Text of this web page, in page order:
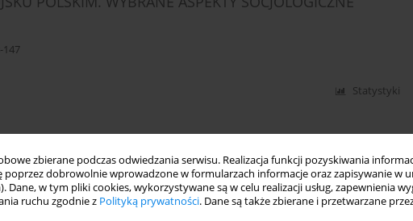
zbierane podczas odwiedzania serwisu. Realizacja funkcji pozyskiwania
poprzez dobrowolnie wprowadzone w formularzach informacje oraz zapisywanie w
Dane, w tym pliki cookies, wykorzystywane są w celu realizacji usług, zapewnienia
ruchu zgodnie z Polityką prywatności. Dane są także zbierane i przetwarzane
147
Statystyki